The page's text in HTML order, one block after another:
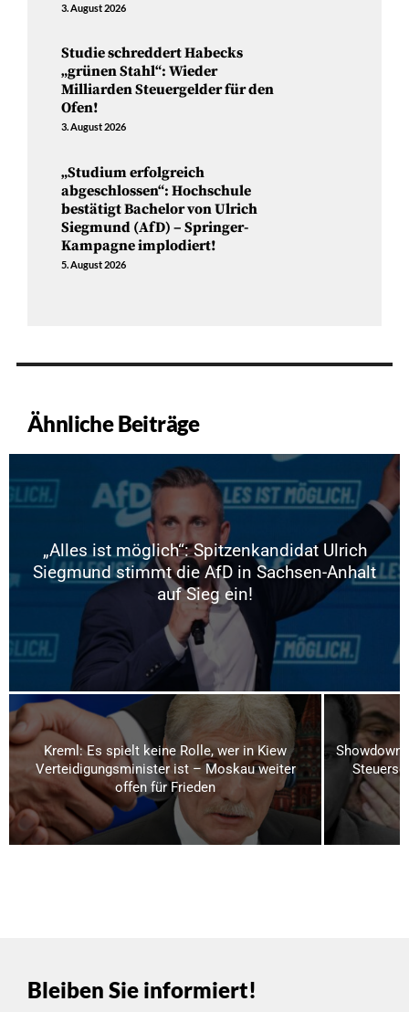
3. August 2026
Studie schreddert Habecks
„grünen Stahl“: Wieder
Milliarden Steuergelder für den
Ofen!
3. August 2026
„Studium erfolgreich
abgeschlossen“: Hochschule
bestätigt Bachelor von Ulrich
Siegmund (AfD) – Springer-
Kampagne implodiert!
5. August 2026
Ähnliche Beiträge
„Alles ist möglich“: Spitzenkandidat Ulrich
Siegmund stimmt die AfD in Sachsen-Anhalt
auf Sieg ein!
Kreml: Es spielt keine Rolle, wer in Kiew
Verteidigungsminister ist – Moskau weiter
offen für Frieden
Showdown
Bleiben Sie informiert!